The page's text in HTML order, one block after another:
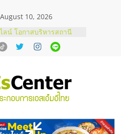
10, 2026
ลน์ โอกาสบริหารสถานี
Shell
เว็บปั้มไลค์อย่างไรให้
ดีและข้อควรพิจารณา
ามยอดฮิตเกี่ยวกับการ
กที่เจ้าของธุรกิจควรรู้
านฉลุย